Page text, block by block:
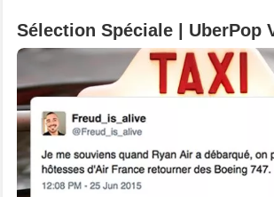
Sélection Spéciale | UberPop